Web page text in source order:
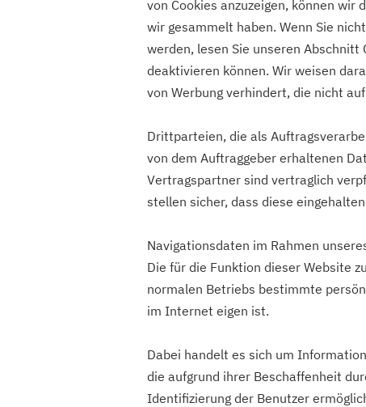
von Cookies anzuzeigen, können
wir gesammelt haben. Wenn Sie
werden, lesen Sie unseren
deaktivieren können. Wir weisen
von Werbung verhindert, die nicht
Drittparteien, die als
von dem Auftraggeber erhaltenen
Vertragspartner sind vertraglich
stellen sicher, dass diese
Navigationsdaten im Rahmen
Die für die Funktion dieser Website
normalen Betriebs bestimmte
im Internet eigen ist.
Dabei handelt es sich um
die aufgrund ihrer Beschaffenheit
Identifizierung der Benutzer